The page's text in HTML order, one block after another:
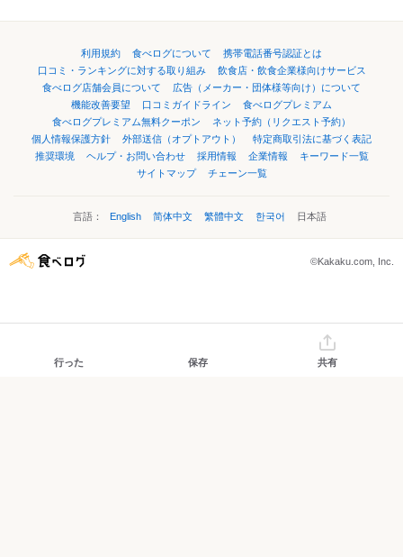
利用規約 食べログについて
携帯電話番号認証とは
口コミ・ランキングに対する取り組み
飲食店・飲食企業様向けサービス
食べログ店舗会員について
広告（メーカー・団体様等向け）について
機能改善要望
口コミガイドライン
食べログプレミアム
食べログプレミアム無料クーポン
ネット予約（リクエスト予約）
個人情報保護方針
外部送信（オプトアウト）
特定商取引法に基づく表記
推奨環境
ヘルプ・お問い合わせ 採用情報 企業情報
キーワード一覧
サイトマップ
チェーン一覧
言語： English 简体中文 繁體中文 한국어 日本語
©Kakaku.com, Inc.
行った 保存 共有